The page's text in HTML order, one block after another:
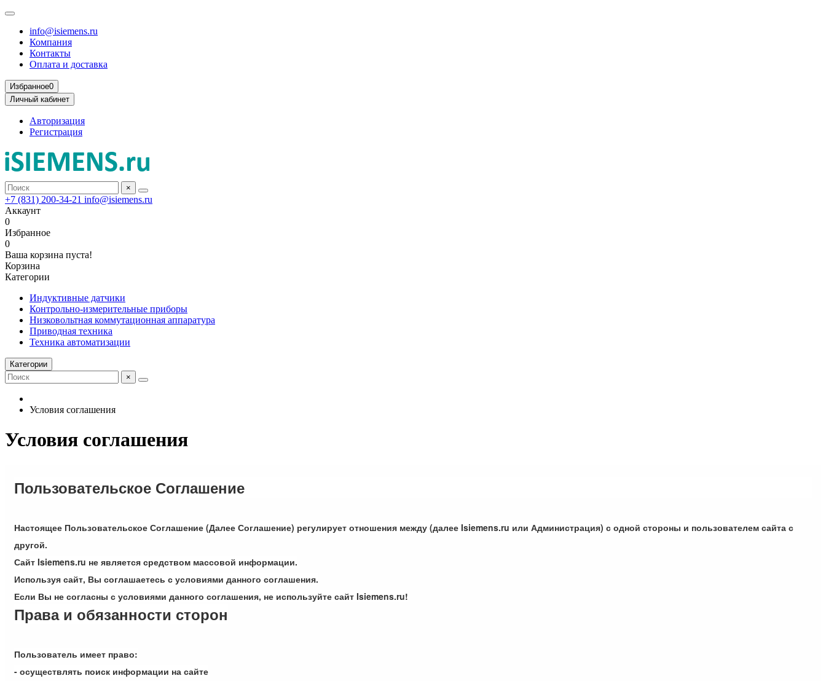
info@isiemens.ru
Компания
Контакты
Оплата и доставка
Избранное0
Личный кабинет
Авторизация
Регистрация
×
+7 (831) 200-34-21 info@isiemens.ru
Аккаунт
0
Избранное
0
Ваша корзина пуста!
Корзина
Категории
Индуктивные датчики
Контрольно-измерительные приборы
Низковольтная коммутационная аппаратура
Приводная техника
Техника автоматизации
Категории
×
Условия соглашения
Условия соглашения
Пользовательское Соглашение
Настоящее Пользовательское Соглашение (Далее Соглашение) регулирует отношения между (далее Isiemens.ru или Администрация) с одной стороны и пользователем сайта с
другой.
Сайт Isiemens.ru не является средством массовой информации.
Используя сайт, Вы соглашаетесь с условиями данного соглашения.
Если Вы не согласны с условиями данного соглашения, не используйте сайт Isiemens.ru!
Права и обязанности сторон
Пользователь имеет право:
- осуществлять поиск информации на сайте